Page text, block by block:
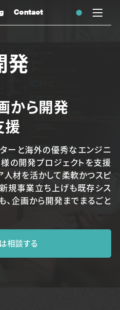
Contact
発
から開発
援
ーと海外の優秀なエンジニ
の開発プロジェクトを支援
人材を活かして柔軟かつスピ
規事業立ち上げも既存シス
、企画から開発までまるごと
相談する